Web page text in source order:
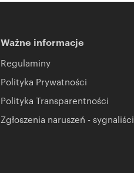
Ważne informacje
Regulaminy
Polityka Prywatności
Polityka Transparentności
Zgłoszenia naruszeń - sygnaliści